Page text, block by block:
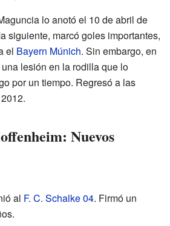
lo anotó el 10 de abril de
siguiente, marcó goles importantes,
el Bayern Múnich. Sin embargo, en
lesión en la rodilla que lo
por un tiempo. Regresó a las
Nuevos
al F. C. Schalke 04. Firmó un